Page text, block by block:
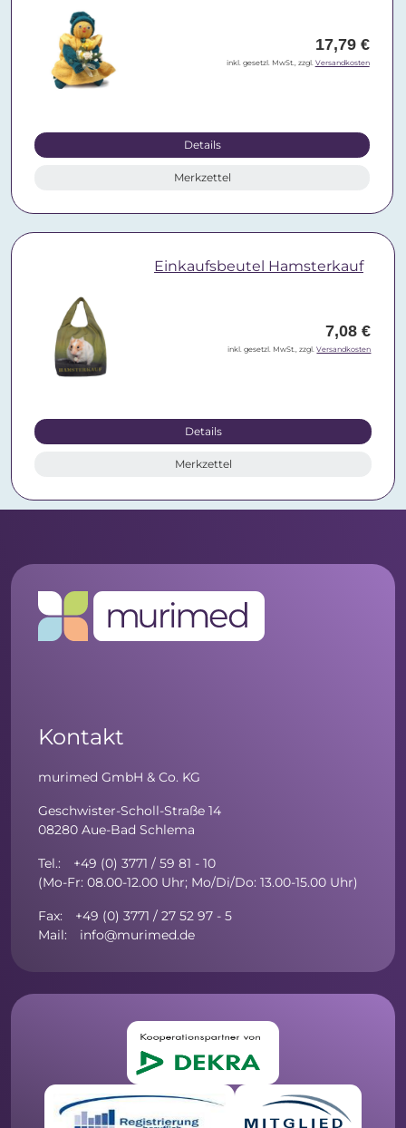
17,79 €
inkl. gesetzl. MwSt., zzgl. Versandkosten
Details
Merkzettel
Einkaufsbeutel Hamsterkauf
7,08 €
inkl. gesetzl. MwSt., zzgl.Versandkosten
Details
Merkzettel
Kontakt
murimed GmbH & Co. KG
Geschwister-Scholl-Straße 14
08280 Aue-Bad Schlema
Tel.: +49 (0) 3771 / 59 81 - 10
(Mo-Fr: 08.00-12.00 Uhr; Mo/Di/Do: 13.00-15.00 Uhr)
Fax: +49 (0) 3771 / 27 52 97 - 5
Mail: info@murimed.de